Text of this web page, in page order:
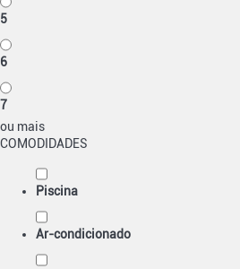
5
6
7
ou mais
COMODIDADES
Piscina
Ar-condicionado